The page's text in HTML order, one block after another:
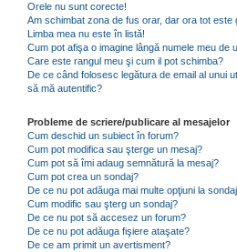
Orele nu sunt corecte!
Am schimbat zona de fus orar, dar ora tot este
Limba mea nu este în listă!
Cum pot afişa o imagine lângă numele meu de
Care este rangul meu şi cum il pot schimba?
De ce când folosesc legătura de email al unui
să mă autentific?
Probleme de scriere/publicare al mesajelor
Cum deschid un subiect în forum?
Cum pot modifica sau şterge un mesaj?
Cum pot să îmi adaug semnătură la mesaj?
Cum pot crea un sondaj?
De ce nu pot adăuga mai multe opţiuni la
Cum modific sau şterg un sondaj?
De ce nu pot să accesez un forum?
De ce nu pot adăuga fişiere ataşate?
De ce am primit un avertisment?